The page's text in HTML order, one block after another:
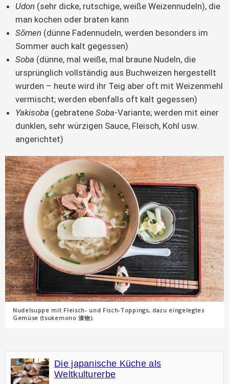
Udon (sehr dicke, rutschige, weiße Weizennudeln), die
man kochen oder braten kann
Sōmen (dünne Fadennudeln, werden besonders im
Sommer auch kalt gegessen)
Soba (dünne, mal weiße, mal braune Nudeln, die
ursprünglich vollständig aus Buchweizen hergestellt
wurden – heute wird ihr Teig aber oft mit Weizenmehl
vermischt; werden ebenfalls oft kalt gegessen)
Yakisoba (gebratene Soba-Variante; werden mit einer
dunklen, sehr würzigen Sauce, Fleisch, Kohl usw.
angerichtet)
Nudelsuppe mit Fleisch- und Fisch-Toppings, dazu eingelegtes
Gemüse (tsukemono 漬物).
Die japanische Küche als
Weltkulturerbe